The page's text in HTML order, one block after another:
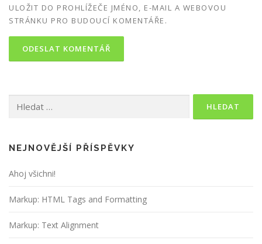
ULOŽIT DO PROHLÍŽEČE JMÉNO, E-MAIL A WEBOVOU
STRÁNKU PRO BUDOUCÍ KOMENTÁŘE.
NEJNOVĚJŠÍ PŘÍSPĚVKY
Ahoj všichni!
Markup: HTML Tags and Formatting
Markup: Text Alignment